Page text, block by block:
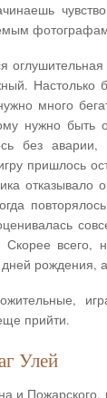
Настолько
много
нужно
без аварии,
пришлось
Скорее
рождения,
прийти.
Улей
и